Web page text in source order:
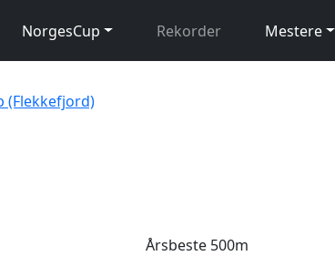
NorgesCup Rekorder Mestere
(Flekkefjord)
Årsbeste 500m